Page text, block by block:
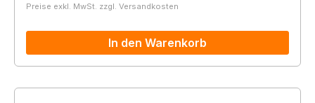
Preise exkl. MwSt. zzgl. Versandkosten
In den Warenkorb